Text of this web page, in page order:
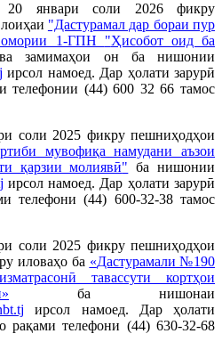
20 январи соли 2026 фикру
"Дастурамал дар бораи пур
омории 1-ГПН "Ҳисобот оид ба
ва замимаҳои он ба нишонии
ирсол намоед. Дар ҳолати зарурӣ
телефонии (44) 600 32 66 тамос
соли 2025 фикру пешниҳодҳои
мувофиқа намудани аъзои
қарзии молиявӣ" ба нишонии
ирсол намоед. Дар ҳолати зарурӣ
телефони (44) 600-32-38 тамос
соли 2025 фикру пешниҳодҳои
иловаҳо ба «Дастурамали №190
тавассути кортҳои
ба нишонаи
ирсол намоед. Дар ҳолати
рақами телефони (44) 630-32-68